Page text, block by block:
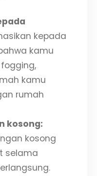
kepada
kamu
kamu
rumah
kosong:
kosong
selama